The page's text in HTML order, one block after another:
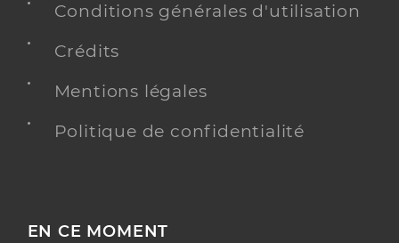
Conditions générales d'utilisation
Crédits
Mentions légales
Politique de confidentialité
EN CE MOMENT